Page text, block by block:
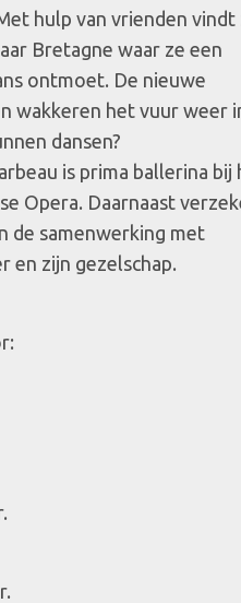
hulp van vrienden vindt
Bretagne waar ze een
ontmoet. De nieuwe
wakkeren het vuur weer
dansen?
is prima ballerina bij
Opera. Daarnaast
de samenwerking met
en zijn gezelschap.